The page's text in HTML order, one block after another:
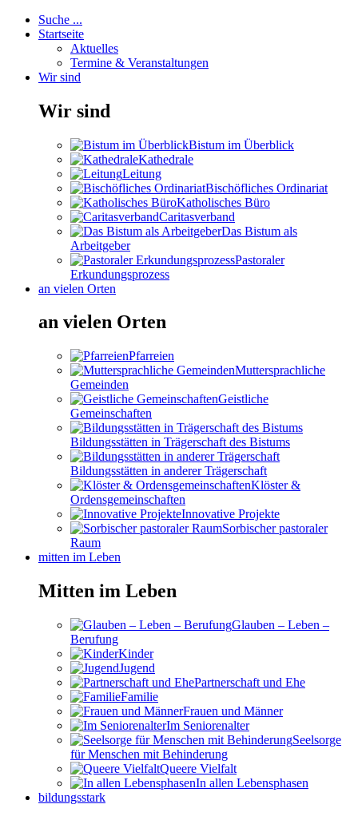
Suche ...
Startseite
Aktuelles
Termine & Veranstaltungen
Wir sind
Wir sind
Bistum im Überblick
Kathedrale
Leitung
Bischöfliches Ordinariat
Katholisches Büro
Caritasverband
Das Bistum als
Arbeitgeber
Pastoraler
Erkundungsprozess
an vielen Orten
an vielen Orten
Pfarreien
Muttersprachliche
Gemeinden
Geistliche
Gemeinschaften
Bildungsstätten in Trägerschaft des Bistums
Bildungsstätten in anderer Trägerschaft
Klöster &
Ordensgemeinschaften
Innovative Projekte
Sorbischer pastoraler
Raum
mitten im Leben
Mitten im Leben
Glauben – Leben –
Berufung
Kinder
Jugend
Partnerschaft und Ehe
Familie
Frauen und Männer
Im Seniorenalter
Seelsorge
für Menschen mit Behinderung
Queere Vielfalt
In allen Lebensphasen
bildungsstark